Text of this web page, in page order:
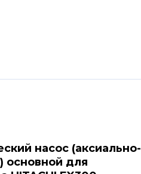
насос (аксиально-
основной для